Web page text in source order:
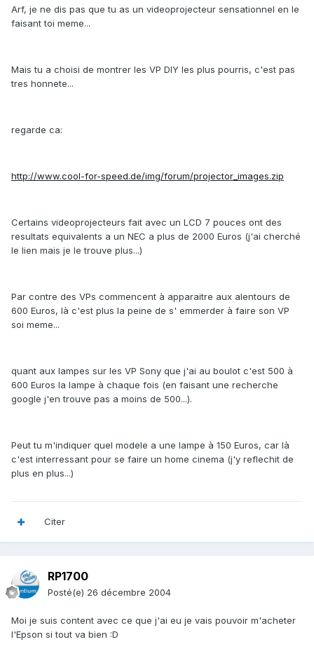
Arf, je ne dis pas que tu as un videoprojecteur sensationnel en le
faisant toi meme...
Mais tu a choisi de montrer les VP DIY les plus pourris, c'est pas
tres honnete...
regarde ca:
http://www.cool-for-speed.de/img/forum/projector_images.zip
Certains videoprojecteurs fait avec un LCD 7 pouces ont des
resultats equivalents a un NEC a plus de 2000 Euros (j'ai cherché
le lien mais je le trouve plus...)
Par contre des VPs commencent à apparaitre aux alentours de
600 Euros, là c'est plus la peine de s' emmerder à faire son VP
soi meme...
quant aux lampes sur les VP Sony que j'ai au boulot c'est 500 à
600 Euros la lampe à chaque fois (en faisant une recherche
google j'en trouve pas a moins de 500...).
Peut tu m'indiquer quel modele a une lampe à 150 Euros, car là
c'est interressant pour se faire un home cinema (j'y reflechit de
plus en plus...)
Citer
RP1700
Posté(e) 26 décembre 2004
Moi je suis content avec ce que j'ai eu je vais pouvoir m'acheter
l'Epson si tout va bien :D